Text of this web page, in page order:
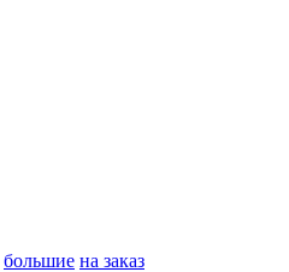
большие на заказ